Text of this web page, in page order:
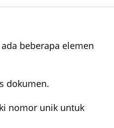
beberapa elemen
dokumen.
nomor unik untuk